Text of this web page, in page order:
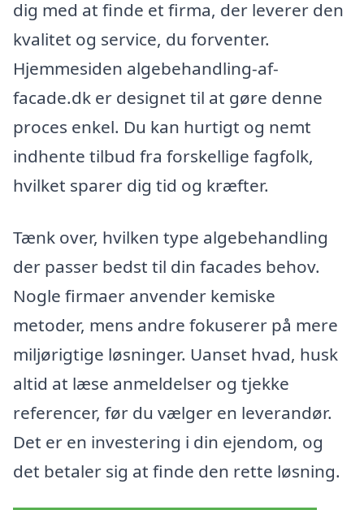
dig med at finde et firma, der leverer den
kvalitet og service, du forventer.
Hjemmesiden algebehandling-af-
facade.dk er designet til at gøre denne
proces enkel. Du kan hurtigt og nemt
indhente tilbud fra forskellige fagfolk,
hvilket sparer dig tid og kræfter.
Tænk over, hvilken type algebehandling
der passer bedst til din facades behov.
Nogle firmaer anvender kemiske
metoder, mens andre fokuserer på mere
miljørigtige løsninger. Uanset hvad, husk
altid at læse anmeldelser og tjekke
referencer, før du vælger en leverandør.
Det er en investering i din ejendom, og
det betaler sig at finde den rette løsning.